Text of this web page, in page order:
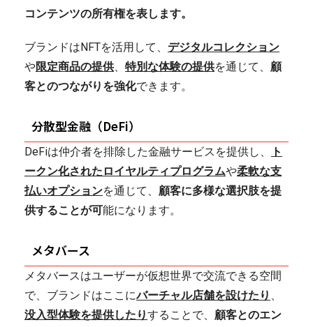
コンテンツの所有権を表します。
ブランドはNFTを活用して、 デジタルコレクション
や限定商品の提供、 特別な体験の提供を通じて、 顧
客とのつながりを強化できます。
分散型金融（DeFi）
DeFiは仲介者を排除した金融サービスを提供し、
ト
ークン化されたロイヤルティプログラムや柔軟な支
払いオプションを通じて、 顧客に多様な選択肢を提
供することが可能になります。
メタバース
メタバースはユーザーが仮想世界で交流できる空間
で、ブランドはここにバーチャル店舗を設けたり 、
没入型体験を提供したりすることで、 顧客とのエン